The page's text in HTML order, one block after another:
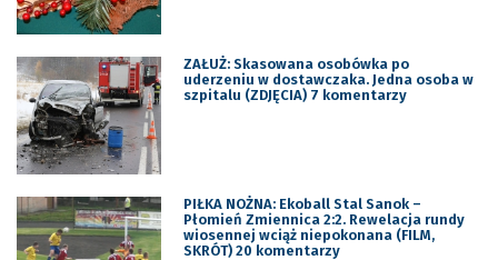
ZAŁUŻ: Skasowana osobówka po
uderzeniu w dostawczaka. Jedna osoba w
szpitalu (ZDJĘCIA) 7 komentarzy
PIŁKA NOŻNA: Ekoball Stal Sanok –
Płomień Zmiennica 2:2. Rewelacja rundy
wiosennej wciąż niepokonana (FILM,
SKRÓT) 20 komentarzy